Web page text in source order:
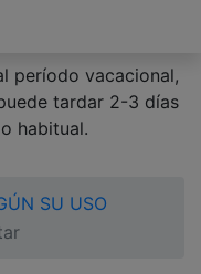
período vacacional,
tardar 2-3 días
habitual.
SU USO